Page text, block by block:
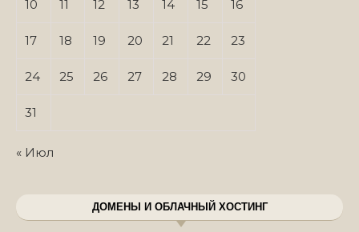
10 11 12 13 14 15 16
17 18 19 20 21 22 23
24 25 26 27 28 29 30
31
« Июл
ДОМЕНЫ И ОБЛАЧНЫЙ ХОСТИНГ